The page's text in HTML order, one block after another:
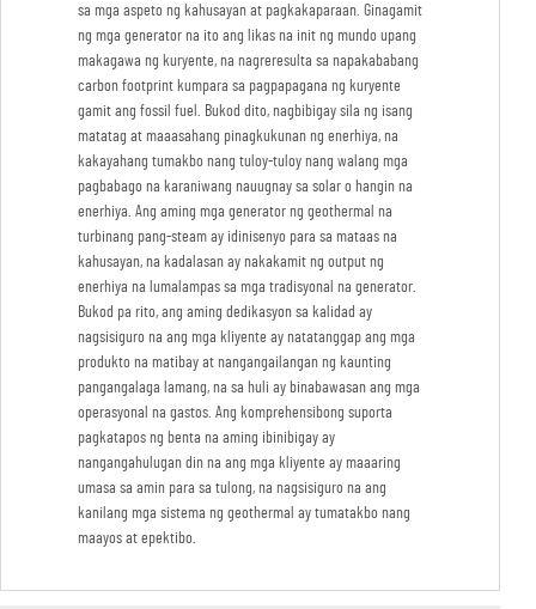
sa mga aspeto ng kahusayan at pagkakaparaan. Ginagamit
ng mga generator na ito ang likas na init ng mundo upang
makagawa ng kuryente, na nagreresulta sa napakababang
carbon footprint kumpara sa pagpapagana ng kuryente
gamit ang fossil fuel. Bukod dito, nagbibigay sila ng isang
matatag at maaasahang pinagkukunan ng enerhiya, na
kakayahang tumakbo nang tuloy-tuloy nang walang mga
pagbabago na karaniwang nauugnay sa solar o hangin na
enerhiya. Ang aming mga generator ng geothermal na
turbinang pang-steam ay idinisenyo para sa mataas na
kahusayan, na kadalasan ay nakakamit ng output ng
enerhiya na lumalampas sa mga tradisyonal na generator.
Bukod pa rito, ang aming dedikasyon sa kalidad ay
nagsisiguro na ang mga kliyente ay natatanggap ang mga
produkto na matibay at nangangailangan ng kaunting
pangangalaga lamang, na sa huli ay binabawasan ang mga
operasyonal na gastos. Ang komprehensibong suporta
pagkatapos ng benta na aming ibinibigay ay
nangangahulugan din na ang mga kliyente ay maaaring
umasa sa amin para sa tulong, na nagsisiguro na ang
kanilang mga sistema ng geothermal ay tumatakbo nang
maayos at epektibo.